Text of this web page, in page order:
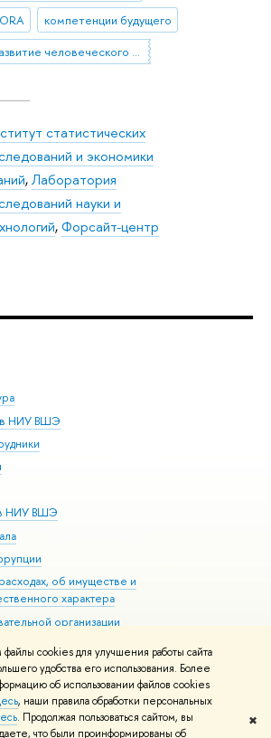
cookies для улучшения работы сайта
удобства его использования. Более
об использовании файлов cookies
, наши правила обработки персональных
. Продолжая пользоваться сайтом, вы
что были проинформированы об
✖
компетенции будущего
развитие человеческого потенциала
статистических
и экономики
,Лаборатория
науки и
,Форсайт-центр
в НИУ ВШЭ
НИУ ВШЭ
об имуществе и
характера
организации
возможностями здоровья